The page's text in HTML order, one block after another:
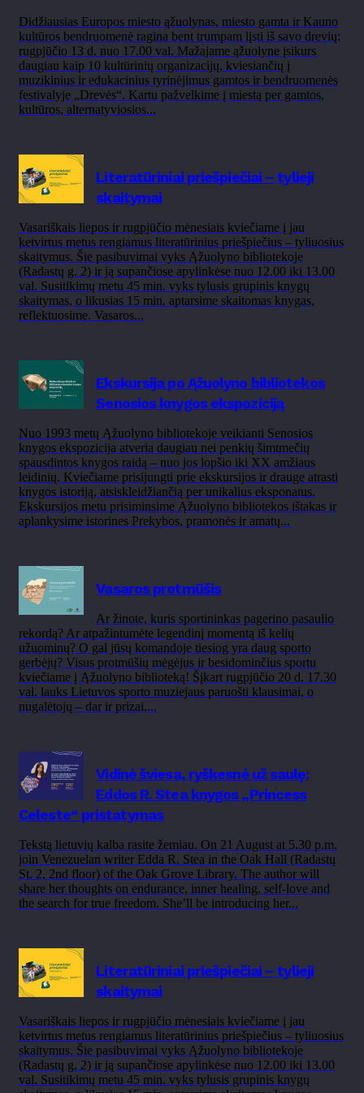
Didžiausias Europos miesto ąžuolynas, miesto gamta ir Kauno
kultūros bendruomenė ragina bent trumpam lįsti iš savo drevių:
rugpjūčio 13 d. nuo 17.00 val. Mažajame ąžuolyne įsikurs
daugiau kaip 10 kultūrinių organizacijų, kviesiančių į
muzikinius ir edukacinius tyrinėjimus gamtos ir bendruomenės
festivalyje „Drevės“. Kartu pažvelkime į miestą per gamtos,
kultūros, alternatyviosios...
Literatūriniai priešpiečiai – tylieji
skaitymai
Vasariškais liepos ir rugpjūčio mėnesiais kviečiame į jau
ketvirtus metus rengiamus literatūrinius priešpiečius – tyliuosius
skaitymus. Šie pasibuvimai vyks Ąžuolyno bibliotekoje
(Radastų g. 2) ir ją supančiose apylinkėse nuo 12.00 iki 13.00
val. Susitikimų metu 45 min. vyks tylusis grupinis knygų
skaitymas, o likusias 15 min. aptarsime skaitomas knygas,
reflektuosime. Vasaros...
Ekskursija po Ąžuolyno bibliotekos
Senosios knygos ekspoziciją
Nuo 1993 metų Ąžuolyno bibliotekoje veikianti Senosios
knygos ekspozicija atveria daugiau nei penkių šimtmečių
spausdintos knygos raidą – nuo jos lopšio iki XX amžiaus
leidinių. Kviečiame prisijungti prie ekskursijos ir drauge atrasti
knygos istoriją, atsiskleidžiančią per unikalius eksponatus.
Ekskursijos metu prisiminsime Ąžuolyno bibliotekos ištakas ir
aplankysime istorines Prekybos, pramonės ir amatų...
Vasaros protmūšis
Ar žinote, kuris sportininkas pagerino pasaulio
rekordą? Ar atpažintumėte legendinį momentą iš kelių
užuominų? O gal jūsų komandoje tiesiog yra daug sporto
gerbėjų? Visus protmūšių mėgėjus ir besidominčius sportu
kviečiame į Ąžuolyno biblioteką! Šįkart rugpjūčio 20 d. 17.30
val. lauks Lietuvos sporto muziejaus paruošti klausimai, o
nugalėtojų – dar ir prizai,...
Vidinė šviesa, ryškesnė už saulę:
Eddos R. Stea knygos „Princess
Celeste“ pristatymas
Tekstą lietuvių kalba rasite žemiau. On 21 August at 5.30 p.m.
join Venezuelan writer Edda R. Stea in the Oak Hall (Radastų
St. 2, 2nd floor) of the Oak Grove Library. The author will
share her thoughts on endurance, inner healing, self-love and
the search for true freedom. She’ll be introducing her...
Literatūriniai priešpiečiai – tylieji
skaitymai
Vasariškais liepos ir rugpjūčio mėnesiais kviečiame į jau
ketvirtus metus rengiamus literatūrinius priešpiečius – tyliuosius
skaitymus. Šie pasibuvimai vyks Ąžuolyno bibliotekoje
(Radastų g. 2) ir ją supančiose apylinkėse nuo 12.00 iki 13.00
val. Susitikimų metu 45 min. vyks tylusis grupinis knygų